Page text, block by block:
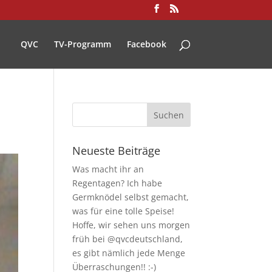
QVC TV-Programm Facebook
Neueste Beiträge
Was macht ihr an
Regentagen? Ich habe
Germknödel selbst gemacht,
was für eine tolle Speise!
Hoffe, wir sehen uns morgen
früh bei @qvcdeutschland,
es gibt nämlich jede Menge
Überraschungen!! :-)